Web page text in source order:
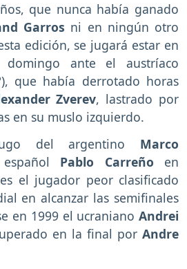
que nunca había ganado
Garros ni en ningún otro
edición, se jugará estar en
ante el austríaco
que había derrotado horas
Zverev, lastrado por
en su muslo izquierdo.
del argentino Marco
Pablo Carreño en
el jugador peor clasificado
en alcanzar las semifinales
en 1999 el ucraniano Andrei
en la final por Andre